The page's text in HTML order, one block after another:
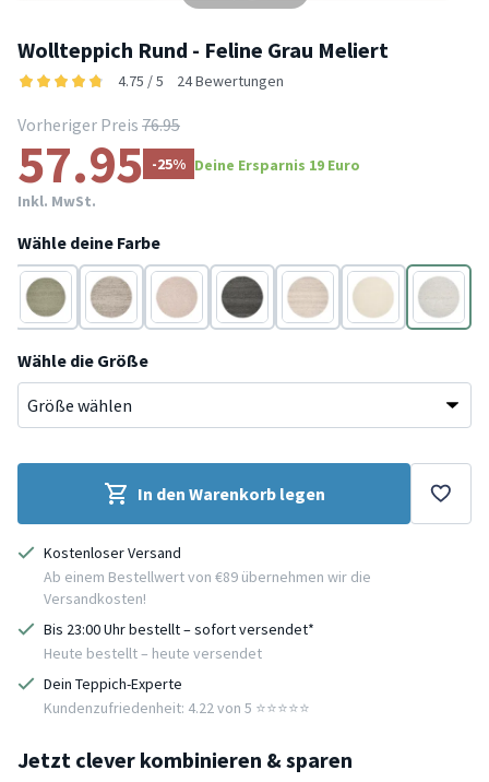
Wollteppich Rund - Feline Grau Meliert
4.75 / 5 24 Bewertungen
Vorheriger Preis 76.95
57.95 -25% Deine Ersparnis 19 Euro
Inkl. MwSt.
Wähle deine Farbe
Grün Braun Bunt AnthrazitCreme Weiß
Grau
Wähle die Größe
In den Warenkorb legen
Kostenloser Versand
Ab einem Bestellwert von €89 übernehmen wir die
Versandkosten!
Bis 23:00 Uhr bestellt – sofort versendet*
Heute bestellt – heute versendet
Dein Teppich-Experte
Kundenzufriedenheit: 4.22 von 5 ⭐️⭐️⭐️⭐️⭐️
Jetzt clever kombinieren & sparen